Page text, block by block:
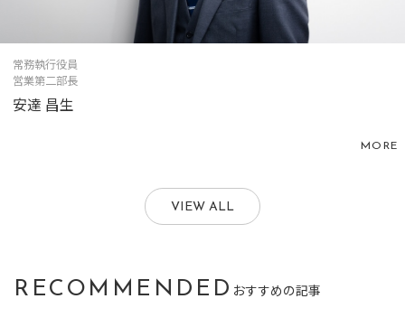
常務執行役員
営業第二部長
安達 昌生
MORE
VIEW ALL
RECOMMENDED おすすめの記事